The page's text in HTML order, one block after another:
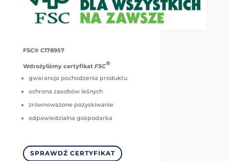
FSC® C178957
Wdrożyliśmy certyfikat FSC®
gwarancja pochodzenia produktu
ochrona zasobów leśnych
zrównoważone pozyskiwanie
odpowiedzialna gospodarka
SPRAWDŹ CERTYFIKAT